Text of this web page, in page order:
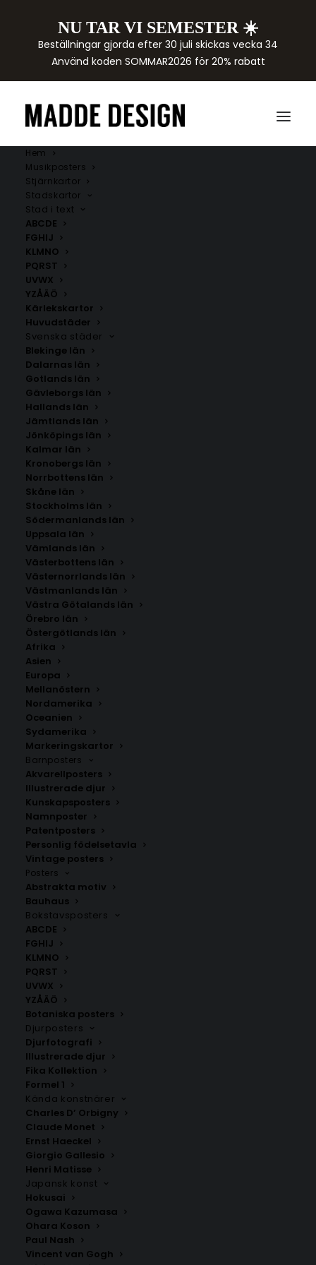
NU TAR VI SEMESTER ☀️
Beställningar gjorda efter 30 juli skickas vecka 34
Använd koden SOMMAR2026 för 20% rabatt
Hem
Musikposters
Stjärnkartor
Stadskartor
Stad i text
ABCDE
FGHIJ
KLMNO
PQRST
UVWX
YZÅÄÖ
Kärlekskartor
Huvudstäder
Svenska städer
Blekinge län
Dalarnas län
Gotlands län
Gävleborgs län
Hallands län
Jämtlands län
Jönköpings län
Kalmar län
Kronobergs län
Norrbottens län
Skåne län
Stockholms län
Södermanlands län
Uppsala län
Vämlands län
Västerbottens län
Västernorrlands län
Västmanlands län
Västra Götalands län
Örebro län
Östergötlands län
Afrika
Asien
Europa
Mellanöstern
Nordamerika
Oceanien
Sydamerika
Markeringskartor
Barnposters
Akvarellposters
Illustrerade djur
Kunskapsposters
Namnposter
Patentposters
Personlig födelsetavla
Vintage posters
Posters
Abstrakta motiv
Bauhaus
Bokstavsposters
ABCDE
FGHIJ
KLMNO
PQRST
UVWX
YZÅÄÖ
Botaniska posters
Djurposters
Djurfotografi
Illustrerade djur
Fika Kollektion
Formel 1
Kända konstnärer
Charles D’ Orbigny
Claude Monet
Ernst Haeckel
Giorgio Gallesio
Henri Matisse
Japansk konst
Hokusai
Ogawa Kazumasa
Ohara Koson
Paul Nash
Vincent van Gogh
Här hittar du handritade kartor över städer i Eda
kommun. Om du inte hittar staden som du letar
efter kan du
SÖK AFFISCHER
Sök
efter:
Charlottenberg
Fr. 200.00
SNABB LEVERANS
1-2 arbetsdagar
BILLIG FRAKT
39 kr i frakt inom Sverige